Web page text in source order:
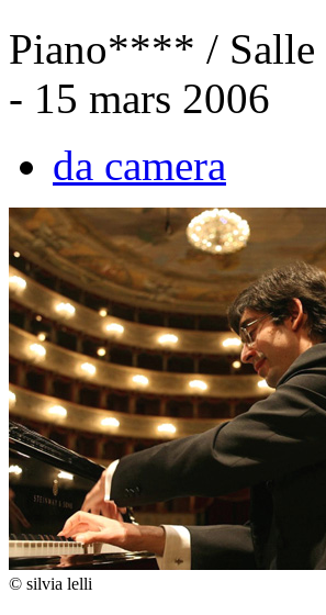
Piano**** / Salle
- 15 mars 2006
da camera
© silvia lelli